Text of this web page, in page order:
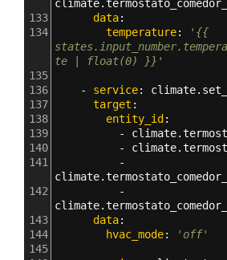
133
data:
134
temperature:
'{{
te | float(0) }}'
135
136
- service:
137
target :
138
entity_id
139
-
140
-
141
142
143
data:
144
hvac_mode:
'off'
145